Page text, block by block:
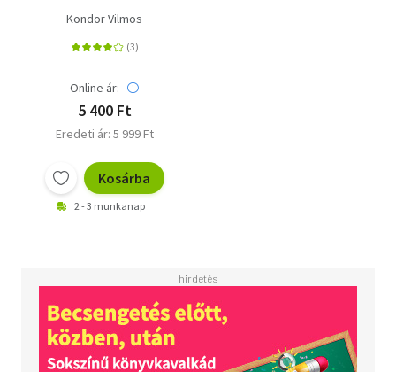
Kondor Vilmos
Online ár:
5 400 Ft
Eredeti ár: 5 999 Ft
Kosárba
2 - 3 munkanap